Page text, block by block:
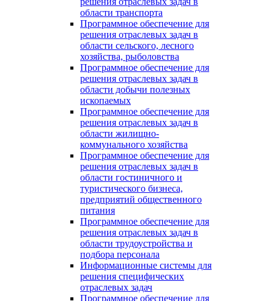
области транспорта
Программное обеспечение для
решения отраслевых задач в
области сельского, лесного
хозяйства, рыболовства
Программное обеспечение для
решения отраслевых задач в
области добычи полезных
ископаемых
Программное обеспечение для
решения отраслевых задач в
области жилищно-
коммунального хозяйства
Программное обеспечение для
решения отраслевых задач в
области гостиничного и
туристического бизнеса,
предприятий общественного
питания
Программное обеспечение для
решения отраслевых задач в
области трудоустройства и
подбора персонала
Информационные системы для
решения специфических
отраслевых задач
Программное обеспечение для